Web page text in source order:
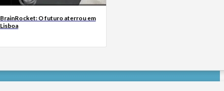
BrainRocket: O futuro aterrou em
Lisboa